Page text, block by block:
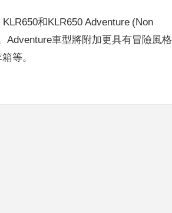
和KLR650 Adventure (Non
Adventure車型將附加更具有冒險風格
等。